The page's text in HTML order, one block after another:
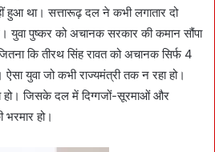
हुआ था। सत्तारूढ़ दल ने कभी लगातार दो
पुष्कर को अचानक सरकार की कमान सौंपा
कि तीरथ सिंह रावत को अचानक सिर्फ 4
युवा जो कभी राज्यमंत्री तक न रहा हो।
जिसके दल में दिग्गजों-सूरमाओं और
भरमार हो।